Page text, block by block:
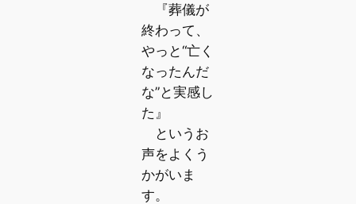
『葬儀が
終わって、
やっと“亡く
なったんだ
な”と実感し
た』
というお
声をよくう
かがいま
す。